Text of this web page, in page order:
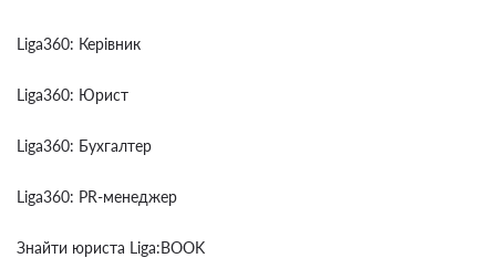
Liga360: Керівник
Liga360: Юрист
Liga360: Бухгалтер
Liga360: PR-менеджер
Знайти юриста Liga:BOOK